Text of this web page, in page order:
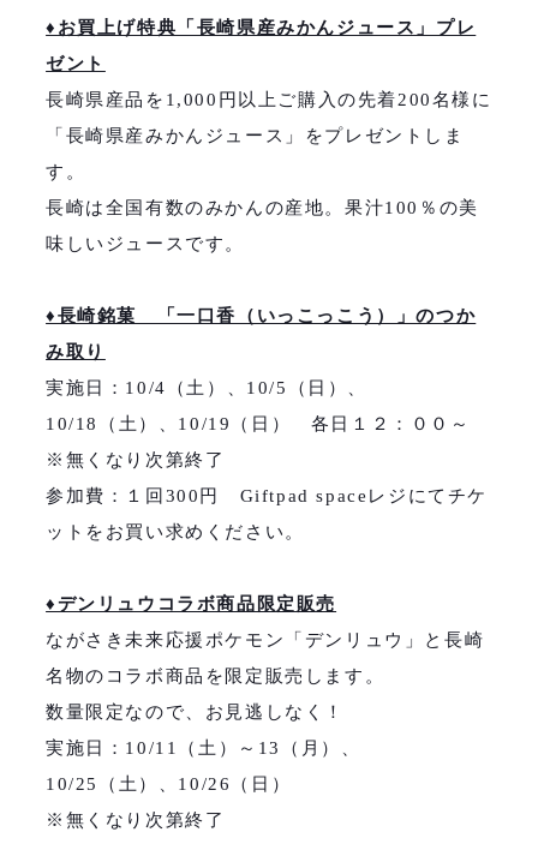
♦お買上げ特典「長崎県産みかんジュース」プレ
ゼント
長崎県産品を1,000円以上ご購入の先着200名様に
「長崎県産みかんジュース」をプレゼントしま
す。
長崎は全国有数のみかんの産地。果汁100％の美
味しいジュースです。
♦長崎銘菓 「一口香（いっこっこう）」のつか
み取り
実施日：10/4（土）、10/5（日）、
10/18（土）、10/19（日） 各日１２：００～
※無くなり次第終了
参加費：１回300円 Giftpad spaceレジにてチケ
ットをお買い求めください。
♦デンリュウコラボ商品限定販売
ながさき未来応援ポケモン「デンリュウ」と長崎
名物のコラボ商品を限定販売します。
数量限定なので、お見逃しなく！
実施日：10/11（土）～13（月）、
10/25（土）、10/26（日）
※無くなり次第終了